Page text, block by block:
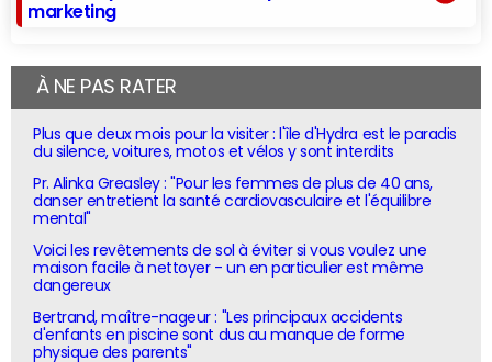
marketing
À NE PAS RATER
Plus que deux mois pour la visiter : l'île d'Hydra est le paradis
du silence, voitures, motos et vélos y sont interdits
Pr. Alinka Greasley : "Pour les femmes de plus de 40 ans,
danser entretient la santé cardiovasculaire et l'équilibre
mental"
Voici les revêtements de sol à éviter si vous voulez une
maison facile à nettoyer - un en particulier est même
dangereux
Bertrand, maître-nageur : "Les principaux accidents
d'enfants en piscine sont dus au manque de forme
physique des parents"